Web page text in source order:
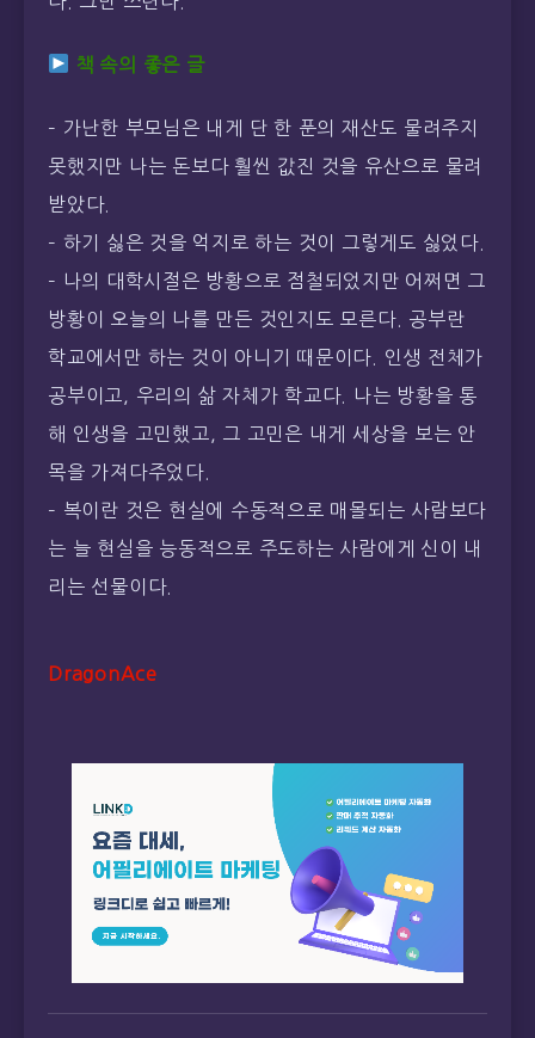
책 속의 좋은 글
– 가난한 부모님은 내게 단 한 푼의 재산도 물려주지
못했지만 나는 돈보다 훨씬 값진 것을 유산으로 물려
받았다.
– 하기 싫은 것을 억지로 하는 것이 그렇게도 싫었다.
– 나의 대학시절은 방황으로 점철되었지만 어쩌면 그
방황이 오늘의 나를 만든 것인지도 모른다. 공부란
학교에서만 하는 것이 아니기 때문이다. 인생 전체가
공부이고, 우리의 삶 자체가 학교다. 나는 방황을 통
해 인생을 고민했고, 그 고민은 내게 세상을 보는 안
목을 가져다주었다.
– 복이란 것은 현실에 수동적으로 매몰되는 사람보다
는 늘 현실을 능동적으로 주도하는 사람에게 신이 내
리는 선물이다.
DragonAce